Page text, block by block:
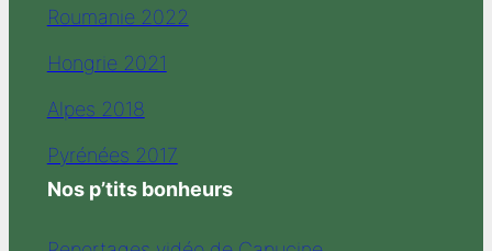
Roumanie 2022
Hongrie 2021
Alpes 2018
Pyrénées 2017
Nos p’tits bonheurs